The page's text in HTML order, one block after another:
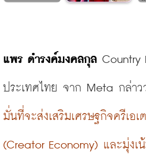
แพร ดํารงค์มงคลกุล Country
ประเทศไทย จาก Meta กล่าว
มั่นที่จะส่งเสริมเศรษฐกิจครีเอเ
(Creator Economy) และมุ่งเ